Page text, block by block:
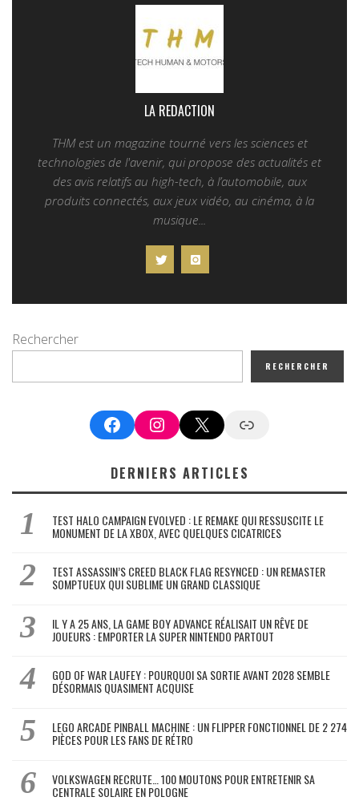
LA REDACTION
THM est un magazine tourné vers les sciences et
technologies de l'avenir, qui propose des actualités et
des avis relatifs au high-tech, à l’automobile, aux
produits connectés, aux jeux vidéo, au cinéma, à la
musique...
Rechercher
RECHERCHER
FacebookInstagram
X Google News
DERNIERS ARTICLES
TEST HALO CAMPAIGN EVOLVED : LE REMAKE QUI RESSUSCITE LE
MONUMENT DE LA XBOX, AVEC QUELQUES CICATRICES
TEST ASSASSIN’S CREED BLACK FLAG RESYNCED : UN REMASTER
SOMPTUEUX QUI SUBLIME UN GRAND CLASSIQUE
IL Y A 25 ANS, LA GAME BOY ADVANCE RÉALISAIT UN RÊVE DE
JOUEURS : EMPORTER LA SUPER NINTENDO PARTOUT
GOD OF WAR LAUFEY : POURQUOI SA SORTIE AVANT 2028 SEMBLE
DÉSORMAIS QUASIMENT ACQUISE
LEGO ARCADE PINBALL MACHINE : UN FLIPPER FONCTIONNEL DE 2 274
PIÈCES POUR LES FANS DE RÉTRO
VOLKSWAGEN RECRUTE… 100 MOUTONS POUR ENTRETENIR SA
CENTRALE SOLAIRE EN POLOGNE